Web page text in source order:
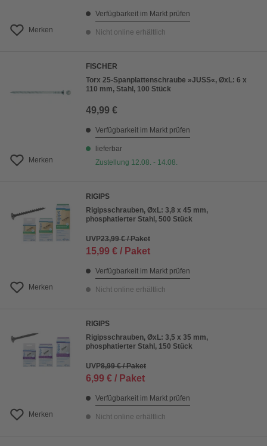
Merken
Verfügbarkeit im Markt prüfen
Nicht online erhältlich
Merken
FISCHER
Torx 25-Spanplattenschraube »JUSS«, ØxL: 6 x
110 mm, Stahl, 100 Stück
49,99 €
Verfügbarkeit im Markt prüfen
lieferbar
Zustellung 12.08. - 14.08.
Merken
RIGIPS
Rigipsschrauben, ØxL: 3,8 x 45 mm,
phosphatierter Stahl, 500 Stück
UVP23,99 € / Paket
15,99 € / Paket
Verfügbarkeit im Markt prüfen
Nicht online erhältlich
Merken
RIGIPS
Rigipsschrauben, ØxL: 3,5 x 35 mm,
phosphatierter Stahl, 150 Stück
UVP8,99 € / Paket
6,99 € / Paket
Verfügbarkeit im Markt prüfen
Nicht online erhältlich